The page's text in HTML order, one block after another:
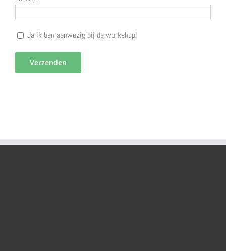
Ja ik ben aanwezig bij de workshop!